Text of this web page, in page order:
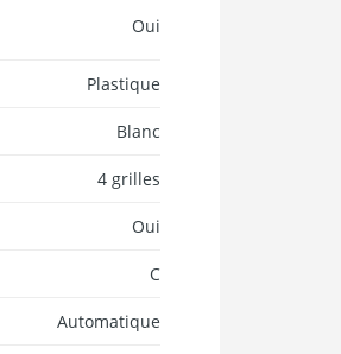
Oui
Plastique
Blanc
4 grilles
Oui
C
Automatique